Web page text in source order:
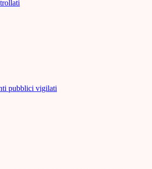
pubblici vigilati